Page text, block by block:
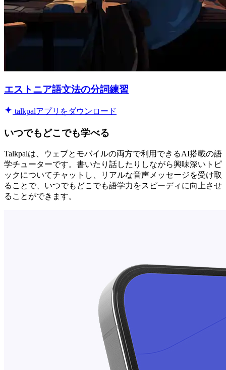
エストニア語文法の分詞練習
talkpalアプリをダウンロード
いつでもどこでも学べる
Talkpalは、ウェブとモバイルの両方で利用できるAI搭載の語
学チューターです。書いたり話したりしながら興味深いトピ
ックについてチャットし、リアルな音声メッセージを受け取
ることで、いつでもどこでも語学力をスピーディに向上させ
ることができます。